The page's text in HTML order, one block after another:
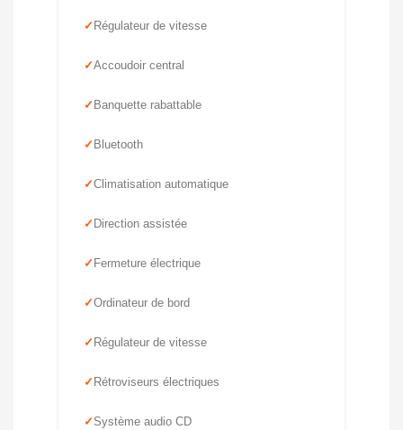
Régulateur de vitesse
Accoudoir central
Banquette rabattable
Bluetooth
Climatisation automatique
Direction assistée
Fermeture électrique
Ordinateur de bord
Régulateur de vitesse
Rétroviseurs électriques
Système audio CD